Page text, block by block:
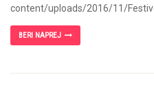
content/uploads/2016/11/
BERI NAPREJ